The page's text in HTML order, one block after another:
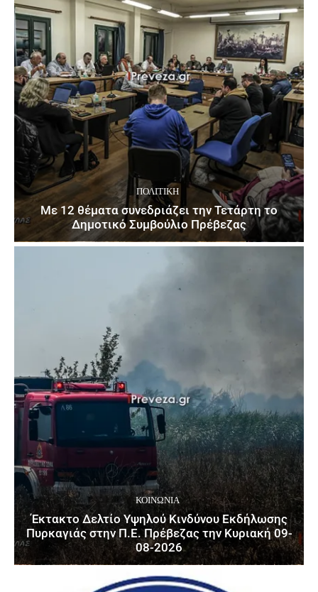
ΠΟΛΙΤΙΚΉ
Με 12 θέματα συνεδριάζει την Τετάρτη το
Δημοτικό Συμβούλιο Πρέβεζας
ΚΟΙΝΩΝΙΑ
Έκτακτο Δελτίο Υψηλού Κινδύνου Εκδήλωσης
Πυρκαγιάς στην Π.Ε. Πρέβεζας την Κυριακή 09-
08-2026